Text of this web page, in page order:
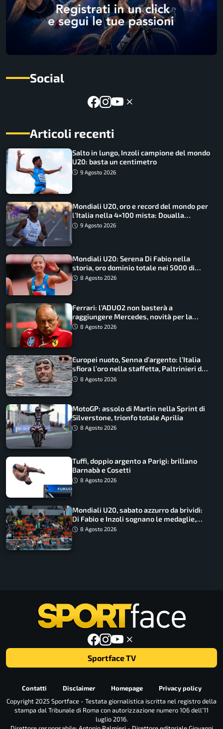
Social
Articoli recenti
Salto in lungo, Inzoli campione del mondo
U20: basta un centimetro
9 Agosto 2026
Mondiali U20, oro e record del mondo per
l’Italia nella 4×100 mista: Doualla
straordinaria
9 Agosto 2026
Mondiali U20: Serena Di Fabio nella
storia, oro dominio totale nei 5000 di
marcia
8 Agosto 2026
Ferrari: l’ADUO2 non basterà a
raggiungere Mercedes, novità per la
Macarena
8 Agosto 2026
Europei nuoto, Senna d’argento: l’Italia
sfiora l’oro nella staffetta, Paltrinieri da
urlo, il bilancio azzurro
8 Agosto 2026
MotoGP: assolo di Martin nella Sprint di
Silverstone, trionfo totale Aprilia
8 Agosto 2026
Tuffi, doppio argento a Parigi: brillano
Barnabà e Cosetti
8 Agosto 2026
Mondiali U20, sabato azzurro da brividi:
Di Fabio e Inzoli sognano le medaglie,
Castellani e Succo in finale
8 Agosto 2026
Sportface TV
Contatti Disclaimer Homepage
Privacy policy
Copyright 2025 Sportface - Testata giornalistica iscritta nel registro della
stampa dal Tribunale di Roma con autorizzazione numero 106 dell’11
luglio 2016.